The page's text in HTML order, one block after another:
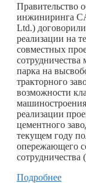
Правительство
инжиниринга
Ltd.)
реализации на
совместных
сотрудничества
парка на
тракторного
возможности
реализации
цементного
текущем году
опережающего
Подробнее